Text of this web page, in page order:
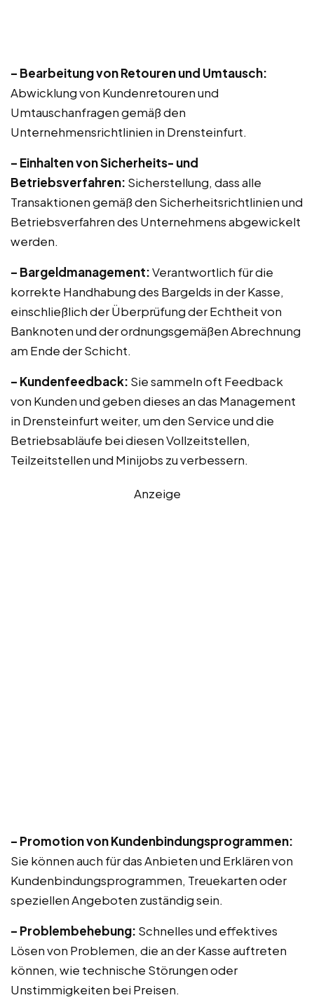
– Bearbeitung von Retouren und Umtausch:
Abwicklung von Kundenretouren und
Umtauschanfragen gemäß den
Unternehmensrichtlinien in Drensteinfurt.
– Einhalten von Sicherheits- und
Betriebsverfahren: Sicherstellung, dass alle
Transaktionen gemäß den Sicherheitsrichtlinien und
Betriebsverfahren des Unternehmens abgewickelt
werden.
– Bargeldmanagement:Verantwortlich für die
korrekte Handhabung des Bargelds in der Kasse,
einschließlich der Überprüfung der Echtheit von
Banknoten und der ordnungsgemäßen Abrechnung
am Ende der Schicht.
– Kundenfeedback: Sie sammeln oft Feedback
von Kunden und geben dieses an das Management
in Drensteinfurt weiter, um den Service und die
Betriebsabläufe bei diesen Vollzeitstellen,
Teilzeitstellen und Minijobs zu verbessern.
Anzeige
– Promotion von Kundenbindungsprogrammen:
Sie können auch für das Anbieten und Erklären von
Kundenbindungsprogrammen, Treuekarten oder
speziellen Angeboten zuständig sein.
– Problembehebung: Schnelles und effektives
Lösen von Problemen, die an der Kasse auftreten
können, wie technische Störungen oder
Unstimmigkeiten bei Preisen.